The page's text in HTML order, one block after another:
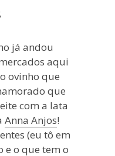
já andou
aqui
ovinho que
que
com a lata
Anna Anjos!
(eu tô em
e o que tem o